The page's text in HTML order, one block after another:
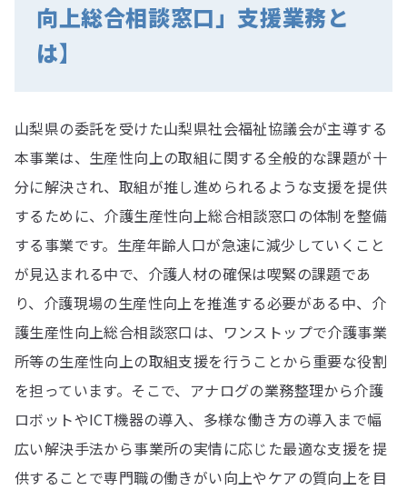
向上総合相談窓口」支援業務と
は】
山梨県の委託を受けた山梨県社会福祉協議会が主導する
本事業は、生産性向上の取組に関する全般的な課題が十
分に解決され、取組が推し進められるような支援を提供
するために、介護生産性向上総合相談窓口の体制を整備
する事業です。生産年齢人口が急速に減少していくこと
が見込まれる中で、介護人材の確保は喫緊の課題であ
り、介護現場の生産性向上を推進する必要がある中、介
護生産性向上総合相談窓口は、ワンストップで介護事業
所等の生産性向上の取組支援を行うことから重要な役割
を担っています。そこで、アナログの業務整理から介護
ロボットやICT機器の導入、多様な働き方の導入まで幅
広い解決手法から事業所の実情に応じた最適な支援を提
供することで専門職の働きがい向上やケアの質向上を目